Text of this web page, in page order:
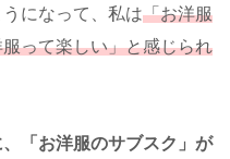
になって、私は「お洋服
って楽しい」と感じられ
「お洋服のサブスク」が